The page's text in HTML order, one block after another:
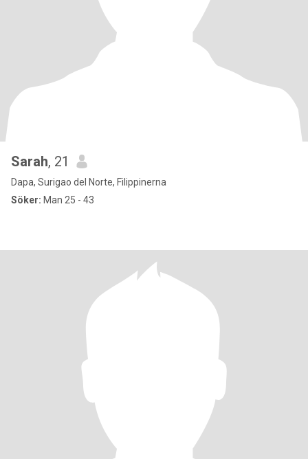
Sarah, 21
Dapa, Surigao del Norte, Filippinerna
Söker: Man 25 - 43